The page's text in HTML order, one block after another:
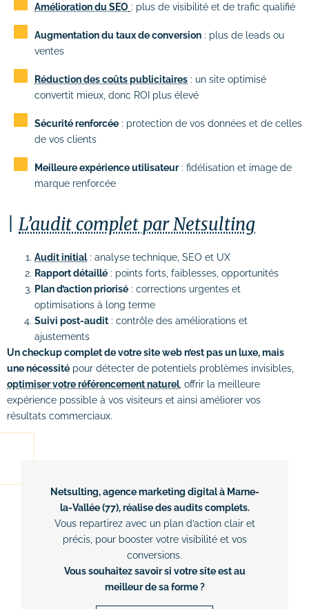
Amélioration du SEO : plus de visibilité et de trafic qualifié
Augmentation du taux de conversion : plus de leads ou
ventes
Réduction des coûts publicitaires : un site optimisé
convertit mieux, donc ROI plus élevé
Sécurité renforcée : protection de vos données et de celles
de vos clients
Meilleure expérience utilisateur: fidélisation et image de
marque renforcée
L’audit complet par Netsulting
Audit initial: analyse technique, SEO et UX
Rapport détaillé : points forts, faiblesses, opportunités
Plan d’action priorisé : corrections urgentes et
optimisations à long terme
Suivi post-audit : contrôle des améliorations et
ajustements
Un checkup complet de votre site web n’est pas un luxe, mais
une nécessité pour détecter de potentiels problèmes invisibles,
optimiser votre référencement naturel, offrir la meilleure
expérience possible à vos visiteurs et ainsi améliorer vos
résultats commerciaux.
Netsulting, agence marketing digital à Marne-
la-Vallée (77), réalise des audits complets.
Vous repartirez avec un plan d’action clair et
précis, pour booster votre visibilité et vos
conversions.
Vous souhaitez savoir si votre site est au
meilleur de sa forme ?